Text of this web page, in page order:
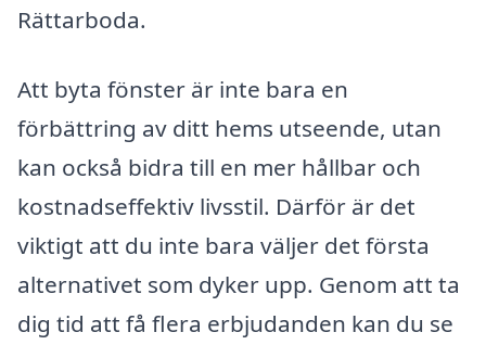
Rättarboda.
Att byta fönster är inte bara en
förbättring av ditt hems utseende, utan
kan också bidra till en mer hållbar och
kostnadseffektiv livsstil. Därför är det
viktigt att du inte bara väljer det första
alternativet som dyker upp. Genom att ta
dig tid att få flera erbjudanden kan du se